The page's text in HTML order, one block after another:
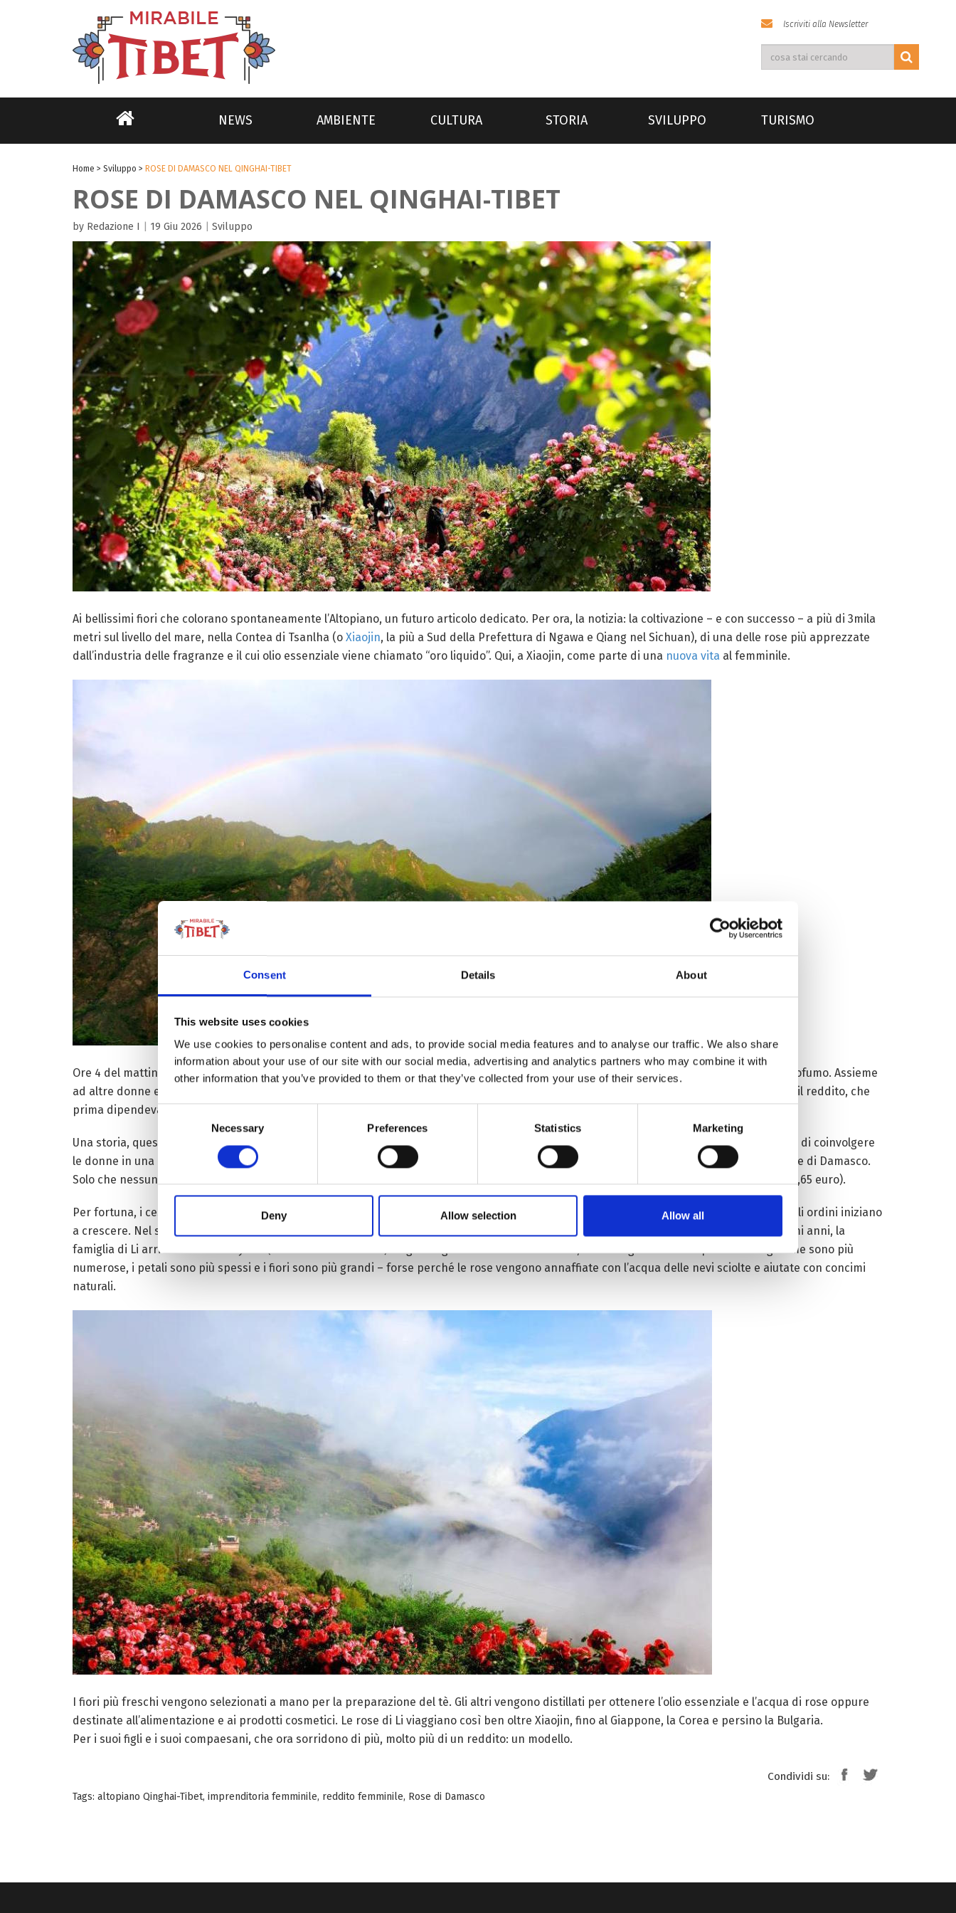
Consent Details About
This website uses cookies
We use cookies to personalise content and ads, to provide social media features and to analyse our traffic. We also share
information about your use of our site with our social media, advertising and analytics partners who may combine it with
other information that you’ve provided to them or that they’ve collected from your use of their services.
Consent
Necessary Preferences Statistics Marketing
Deny Allow selection Allow all
Iscriviti alla Newsletter
NEWS AMBIENTE CULTURA STORIA SVILUPPO TURISMO
Home > Sviluppo > ROSE DI DAMASCO NEL QINGHAI-TIBET
ROSE DI DAMASCO NEL QINGHAI-TIBET
by Redazione I 19 Giu 2026 Sviluppo
Ai bellissimi fiori che colorano spontaneamente l’Altopiano, un futuro articolo dedicato. Per ora, la notizia: la coltivazione – e con successo – a più di 3mila
metri sul livello del mare, nella Contea di Tsanlha (o Xiaojin, la più a Sud della Prefettura di Ngawa e Qiang nel Sichuan), di una delle rose più apprezzate
dall’industria delle fragranze e il cui olio essenziale viene chiamato “oro liquido”. Qui, a Xiaojin, come parte di una nuova vita al femminile.
Ore 4 del mattino. Li Deqin è già nel suo roseto – perché i fiori si colgono meglio prima dell’alba, quando i petali contengono il massimo profumo. Assieme
ad altre donne e anziani della famiglia, che così possono lavorare davanti casa e, al contempo, badare a figli e nipoti. Con una differenza: il reddito, che
prima dipendeva esclusivamente dagli uomini.
Una storia, questa, che comincia 15 anni fa. Quando una delle prime imprenditrici del villaggio, oggi da tutti chiamata ‘Sorella Rosa’, decide di coinvolgere
le donne in una iniziativa “migliore delle nostre patate e fagioli” e di distribuire gratuitamente a chi aderisce, come Li, delle piantine di rose di Damasco.
Solo che nessuno sa come prendersene cura, concimare o diserbare – e così, nel primo anno, le rose vengono vendute per soli 60 yuan (7,65 euro).
Per fortuna, i cespugli crescono ugualmente, Li Deqin e la sua famiglia imparano, il villaggio e i suoi dintorni cominciano ad apprezzare e gli ordini iniziano
a crescere. Nel secondo anno, entrate per 500 yuan (poco più di 63 euro); nel terzo, per 5mila; nel quarto, si superano i 12mila e, negli ultimi anni, la
famiglia di Li arriva a 20-30mila yuan (circa 2.548-3.823 euro) a ogni stagione di fioritura. Peraltro, molto migliore delle aspettative: le gemme sono più
numerose, i petali sono più spessi e i fiori sono più grandi – forse perché le rose vengono annaffiate con l’acqua delle nevi sciolte e aiutate con concimi
naturali.
I fiori più freschi vengono selezionati a mano per la preparazione del tè. Gli altri vengono distillati per ottenere l’olio essenziale e l’acqua di rose oppure
destinate all’alimentazione e ai prodotti cosmetici. Le rose di Li viaggiano così ben oltre Xiaojin, fino al Giappone, la Corea e persino la Bulgaria.
Per i suoi figli e i suoi compaesani, che ora sorridono di più, molto più di un reddito: un modello.
Condividi su:
Tags: altopiano Qinghai-Tibet, imprenditoria femminile, reddito femminile, Rose di Damasco